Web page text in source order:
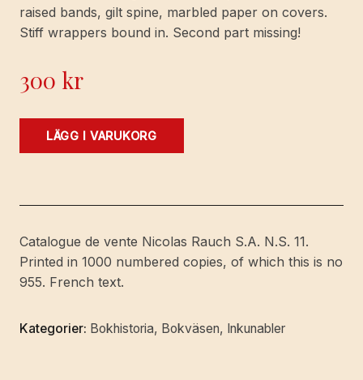
raised bands, gilt spine, marbled paper on covers.
Stiff wrappers bound in. Second part missing!
300 kr
Bibliotheque
Incunables
seizieme
siecle.
Vente
encheres.
LÄGG I VARUKORG
Catalogue de vente Nicolas Rauch S.A. N.S. 11.
Printed in 1000 numbered copies, of which this is no
955. French text.
Kategorier: Bokhistoria, Bokväsen, Inkunabler